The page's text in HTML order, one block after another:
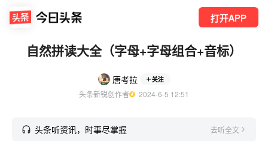
打开APP
自然拼读大全（字母+字母组合+音标）
唐考拉 关注
头条新锐创作者
  2024-6-5 12:51
头条听资讯，时事尽掌握 去听全文